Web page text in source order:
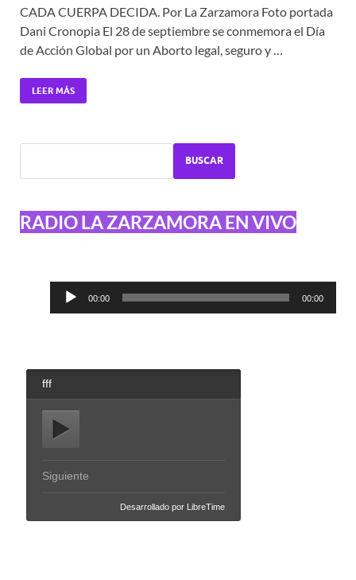
CADA CUERPA DECIDA. Por La Zarzamora Foto portada
Dani Cronopia El 28 de septiembre se conmemora el Día
de Acción Global por un Aborto legal, seguro y …
LEER MÁS
BUSCAR
RADIO LA ZARZAMORA EN VIVO
Reproductor
00:00 00:00